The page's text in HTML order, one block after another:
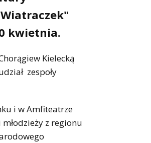
kwietnia.
Kielecką
zespoły
i w Amfiteatrze
z regionu